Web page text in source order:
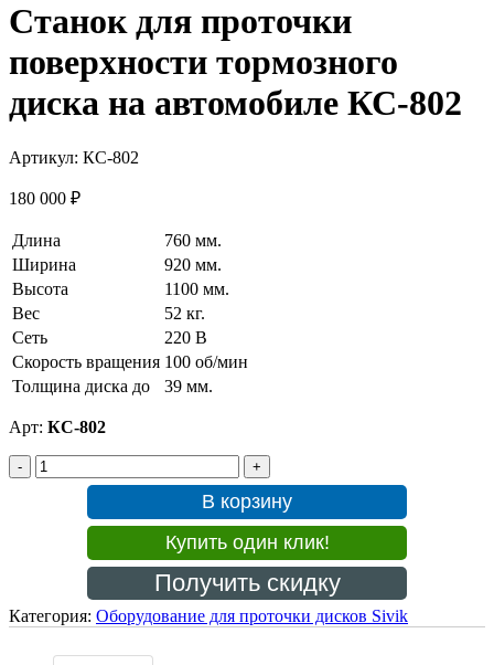
Станок для проточки
поверхности тормозного
диска на автомобиле КС-802
Артикул: КС-802
180 000 ₽
Длина
760 мм.
Ширина
920 мм.
Высота
1100 мм.
Вес
52 кг.
Сеть
220 В
Скорость вращения 100 об/мин
Толщина диска до
39 мм.
Арт: КС-802
В корзину
Купить один клик!
Получить скидку
Категория: Оборудование для проточки дисков Sivik